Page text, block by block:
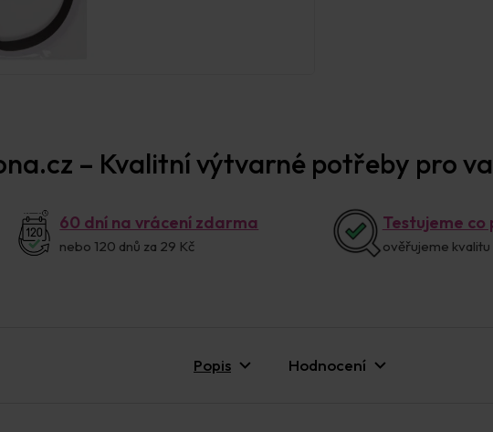
– Kvalitní výtvarné potřeby pro
60 dní na vrácení zdarma
nebo 120 dnů za 29 Kč
Testujeme
ověřujeme
Popis Hodnocení